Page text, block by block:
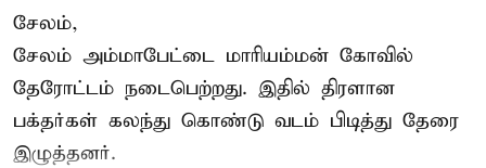
சேலம்,
சேலம் அம்மாபேட்டை மாரியம்மன் கோவில்
தேரோட்டம் நடைபெற்றது. இதில் திரளான
பக்தர்கள் கலந்து கொண்டு வடம் பிடித்து தேரை
இழுத்தனர்.